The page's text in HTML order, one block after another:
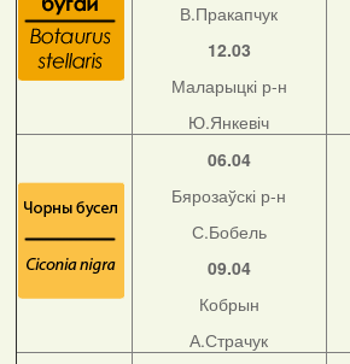
В.Пракапчук
12.03
Маларыцкі р-н
Ю.Янкевіч
06.04
Бярозаўскі р-н
С.Бобель
09.04
Кобрын
А.Страчук